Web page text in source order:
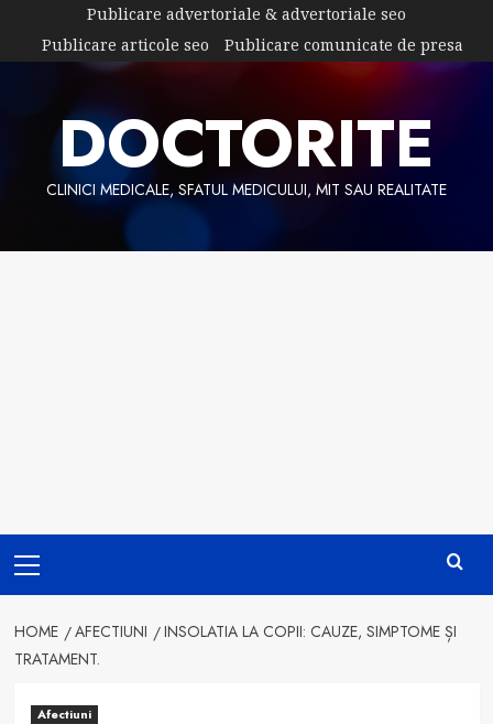
content
Publicare advertoriale & advertoriale seo
Publicare articole seo
Publicare comunicate de presa
DOCTORITE
CLINICI MEDICALE, SFATUL MEDICULUI, MIT SAU REALITATE
Menu
HOME AFECTIUNI
INSOLATIA LA COPII: CAUZE, SIMPTOME ȘI
TRATAMENT.
Afectiuni